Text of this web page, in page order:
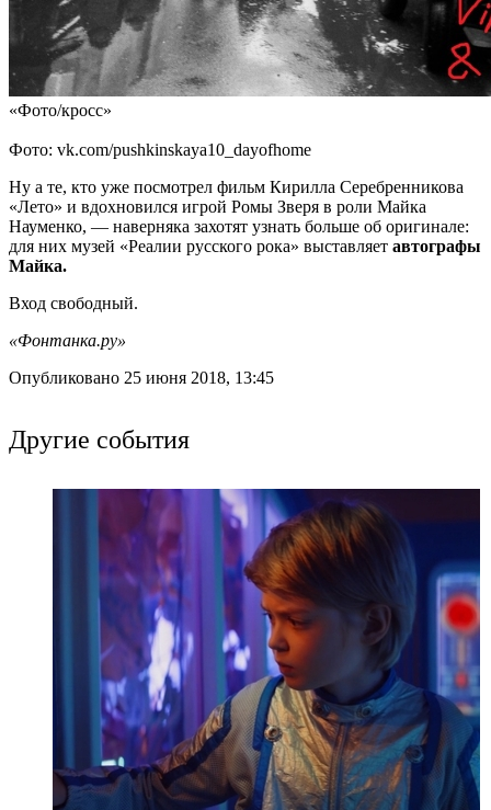
«Фото/кросс»
Фото: vk.com/pushkinskaya10_dayofhome
Ну а те, кто уже посмотрел фильм Кирилла Серебренникова
«Лето» и вдохновился игрой Ромы Зверя в роли Майка
Науменко, — наверняка захотят узнать больше об оригинале:
для них музей «Реалии русского рока» выставляет автографы
Майка.
Вход свободный.
«Фонтанка.ру»
Опубликовано 25 июня 2018, 13:45
Другие события